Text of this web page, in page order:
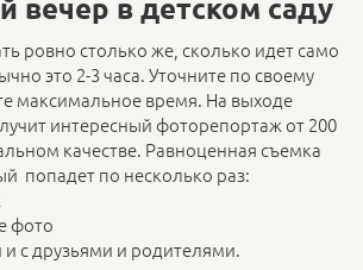
ровно столько же, сколько идет само
это 2-3 часа. Уточните по своему
максимальное время. На выходе
интересный фоторепортаж от 200
качестве. Равноценная съемка
попадет по несколько раз:
фото
с друзьями и родителями.